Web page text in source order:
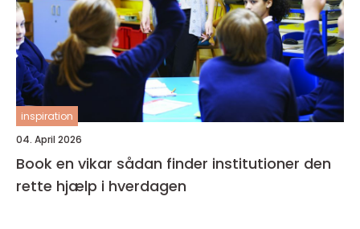
inspiration
04. April 2026
Book en vikar sådan finder institutioner den
rette hjælp i hverdagen